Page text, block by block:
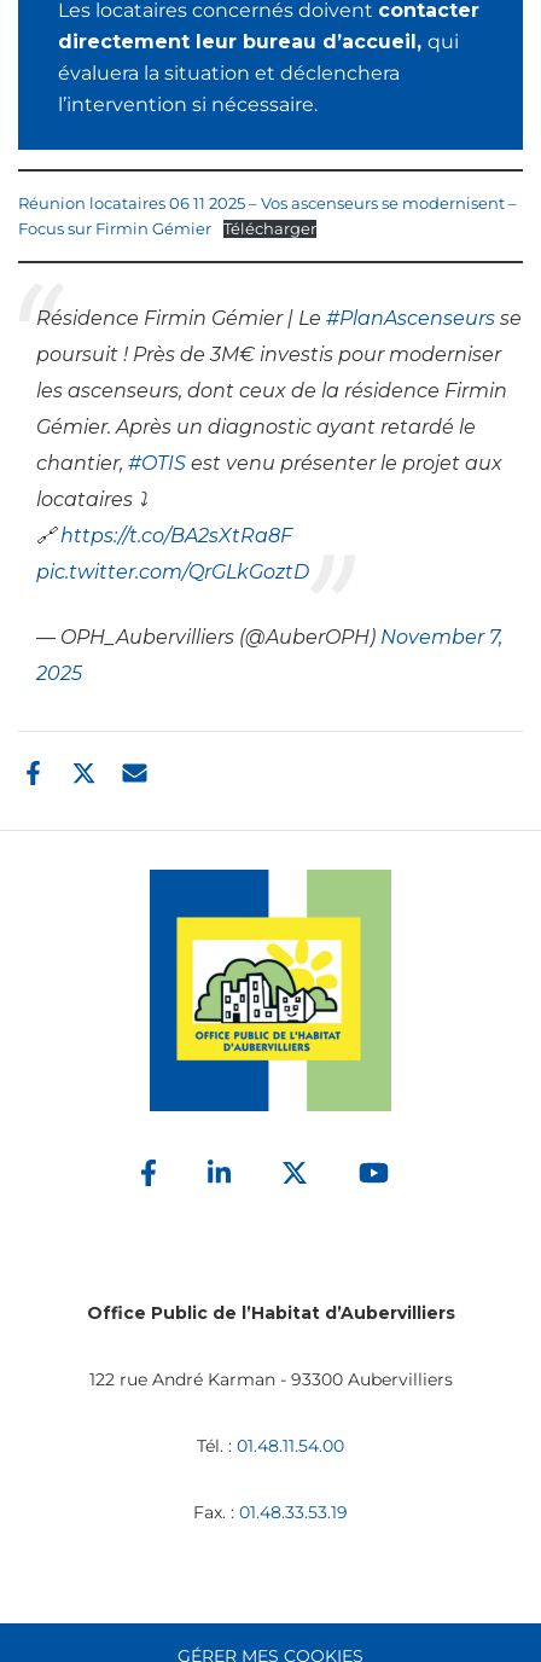
Les locataires concernés doivent contacter
directement leur bureau d’accueil,qui
évaluera la situation et déclenchera
l’intervention si nécessaire.
Réunion locataires 06 11 2025 – Vos ascenseurs se modernisent –
Focus sur Firmin Gémier
Télécharger
Résidence Firmin Gémier | Le #PlanAscenseurs se
poursuit ! Près de 3M€ investis pour moderniser
les ascenseurs, dont ceux de la résidence Firmin
Gémier. Après un diagnostic ayant retardé le
chantier, #OTIS est venu présenter le projet aux
locataires ⤵️
🔗https://t.co/BA2sXtRa8F
pic.twitter.com/QrGLkGoztD
— OPH_Aubervilliers (@AuberOPH) November 7,
2025
Office Public de l’Habitat d’Aubervilliers
122 rue André Karman - 93300 Aubervilliers
Tél. : 01.48.11.54.00
Fax. : 01.48.33.53.19
GÉRER MES COOKIES